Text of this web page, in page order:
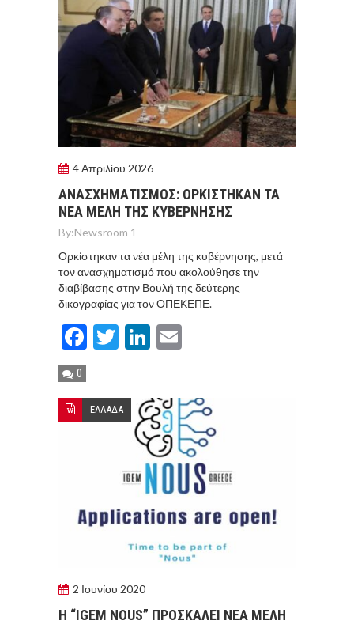
4 Απριλίου 2026
ΑΝΑΣΧΗΜΑΤΙΣΜΟΣ: ΟΡΚΙΣΤΗΚΑΝ ΤΑ
ΝΕΑ ΜΕΛΗ ΤΗΣ ΚΥΒΕΡΝΗΣΗΣ
By:Newsroom 1
Ορκίστηκαν τα νέα μέλη της κυβέρνησης, μετά
τον ανασχηματισμό που ακολούθησε την
διαβίβασης στην Βουλή της δεύτερης
δικογραφίας για τον ΟΠΕΚΕΠΕ.
Facebook
TwitterLinkedIn
0
ΕΛΛΑΔΑ
2 Ιουνίου 2020
H “IGEM NOUS” ΠΡΟΣΚΑΛΕΙ ΝΕΑ ΜΕΛΗ